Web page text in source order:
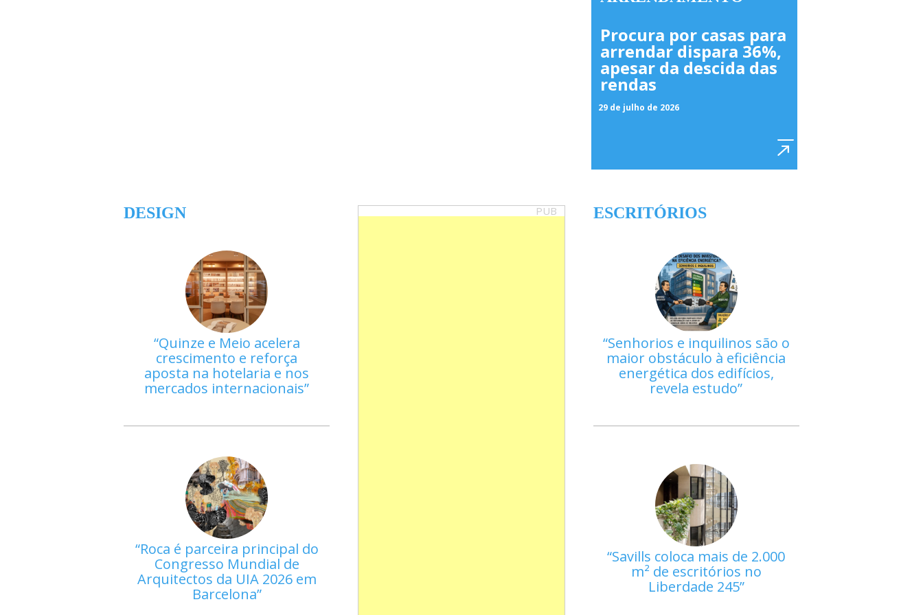
Procura por casas para
arrendar dispara 36%,
apesar da descida das
rendas
29 de julho de 2026
DESIGN
Quinze e Meio acelera
crescimento e reforça
aposta na hotelaria e nos
mercados internacionais
Roca é parceira principal do
Congresso Mundial de
Arquitectos da UIA 2026 em
Barcelona
PUB ESCRITÓRIOS
Senhorios e inquilinos são o
maior obstáculo à eficiência
energética dos edifícios,
revela estudo
Savills coloca mais de 2.000
m² de escritórios no
Liberdade 245